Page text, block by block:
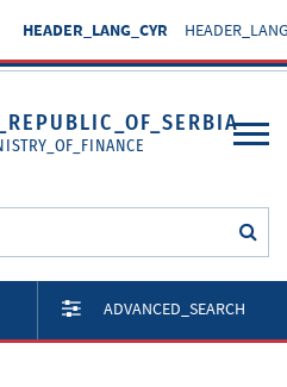
HEADER_LANG_CYR
ADVANCED_SEARCH